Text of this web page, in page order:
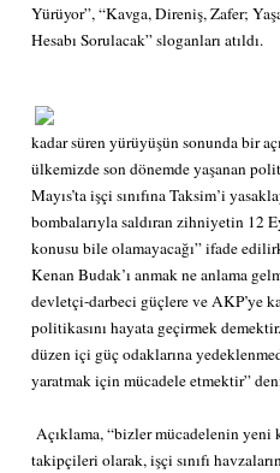
Yürüyor”, “Kavga, Direniş, Zafer;
Hesabı Sorulacak” sloganları atıldı.
kadar süren yürüyüşün sonunda bir
ülkemizde son dönemde yaşanan
Mayıs’ta işçi sınıfına Taksim’i
bombalarıyla saldıran zihniyetin 12
konusu bile olamayacağı” ifade
Kenan Budak’ı anmak ne anlama
devletçi-darbeci güçlere ve AKP’ye
politikasını hayata geçirmek
düzen içi güç odaklarına
yaratmak için mücadele etmektir”
Açıklama, “bizler mücadelenin yeni
takipçileri olarak, işçi sınıfı